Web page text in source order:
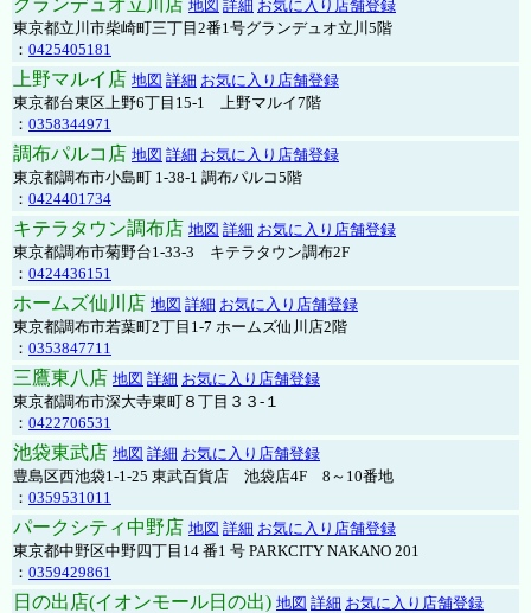
グランデュオ立川店 地図 詳細 お気に入り店舗登録
東京都立川市柴崎町三丁目2番1号グランデュオ立川5階
： 0425405181
上野マルイ店 地図 詳細 お気に入り店舗登録
東京都台東区上野6丁目15-1 上野マルイ7階
： 0358344971
調布パルコ店 地図 詳細 お気に入り店舗登録
東京都調布市小島町 1-38-1 調布パルコ5階
： 0424401734
キテラタウン調布店 地図 詳細 お気に入り店舗登録
東京都調布市菊野台1-33-3 キテラタウン調布2F
： 0424436151
ホームズ仙川店 地図 詳細 お気に入り店舗登録
東京都調布市若葉町2丁目1-7 ホームズ仙川店2階
： 0353847711
三鷹東八店 地図 詳細 お気に入り店舗登録
東京都調布市深大寺東町８丁目３３-１
： 0422706531
池袋東武店 地図 詳細 お気に入り店舗登録
豊島区西池袋1-1-25 東武百貨店 池袋店4F 8～10番地
： 0359531011
パークシティ中野店 地図 詳細 お気に入り店舗登録
東京都中野区中野四丁目14 番1 号 PARKCITY NAKANO 201
： 0359429861
日の出店(イオンモール日の出) 地図 詳細 お気に入り店舗登録